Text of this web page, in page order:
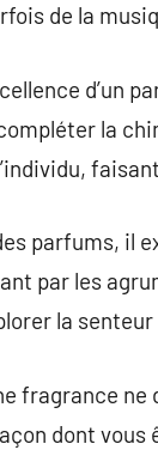
de la
d’un
la
parfums, il
par les
la
fragrance ne
dont